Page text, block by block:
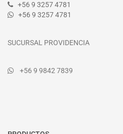
+56 9 3257 4781
+56 9 3257 4781
SUCURSAL PROVIDENCIA
+56 9 9842 7839